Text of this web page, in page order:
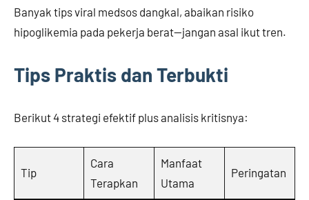
Banyak tips viral medsos dangkal, abaikan risiko
hipoglikemia pada pekerja berat—jangan asal ikut tren.
Tips Praktis dan Terbukti
Berikut 4 strategi efektif plus analisis kritisnya:
Tip
Cara
Terapkan
Manfaat
Utama
Peringatan